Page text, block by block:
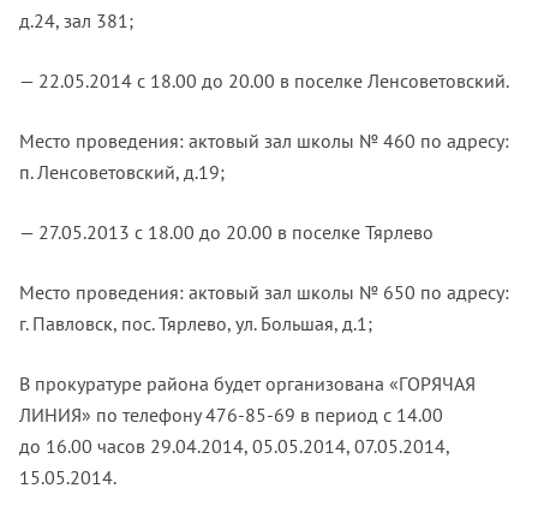
д.24, зал 381;
— 22.05.2014 с 18.00 до 20.00 в поселке Ленсоветовский.
Место проведения: актовый зал школы № 460 по адресу:
п. Ленсоветовский, д.19;
— 27.05.2013 с 18.00 до 20.00 в поселке Тярлево
Место проведения: актовый зал школы № 650 по адресу:
г. Павловск, пос. Тярлево, ул. Большая, д.1;
В прокуратуре района будет организована «ГОРЯЧАЯ
ЛИНИЯ» по телефону 476-85-69 в период с 14.00
до 16.00 часов 29.04.2014, 05.05.2014, 07.05.2014,
15.05.2014.